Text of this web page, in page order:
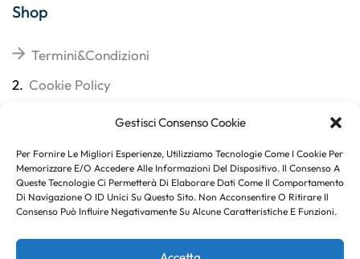
Gestisci Consenso Cookie
Per Fornire Le Migliori Esperienze, Utilizziamo Tecnologie Come I Cookie Per
Memorizzare E/o Accedere Alle Informazioni Del Dispositivo. Il Consenso A
Queste Tecnologie Ci Permetterà Di Elaborare Dati Come Il Comportamento
Di Navigazione O ID Unici Su Questo Sito. Non Acconsentire O Ritirare Il
Consenso Può Influire Negativamente Su Alcune Caratteristiche E Funzioni.
Shop
Termini&Condizioni
2. Cookie Policy